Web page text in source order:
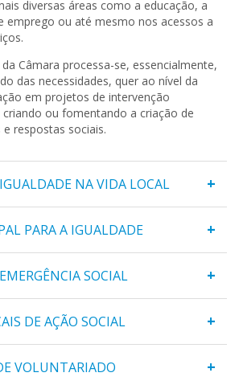
diversas áreas como a educação, a
emprego ou até mesmo nos acessos a
Câmara processa-se, essencialmente,
das necessidades, quer ao nível da
em projetos de intervenção
ou fomentando a criação de
respostas sociais.
+
NA VIDA LOCAL
+
PARA A IGUALDADE
+
SOCIAL
+
DE AÇÃO SOCIAL
+
VOLUNTARIADO